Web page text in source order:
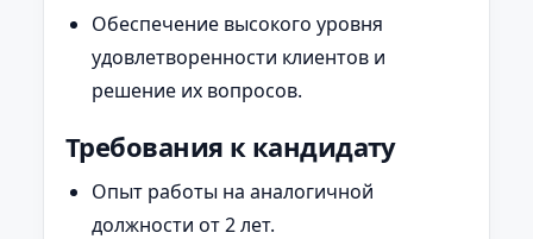
Обеспечение высокого уровня
удовлетворенности клиентов и
решение их вопросов.
Требования к кандидату
Опыт работы на аналогичной
должности от 2 лет.